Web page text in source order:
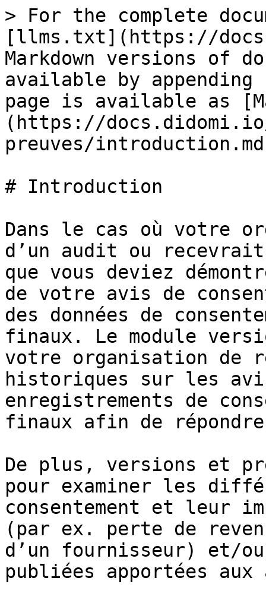
> For the complete
[llms.txt](https://
Markdown versions of
available by
page is available as
(https://
preuves/
# Introduction
Dans le cas où votre
d’un audit ou
que vous deviez
de votre avis de
des données de
finaux. Le module
votre organisation de
historiques sur les
enregistrements de
finaux afin de répondre
De plus, versions et
pour examiner les
consentement et leur
(par ex. perte de
d’un fournisseur) et/
publiées apportées